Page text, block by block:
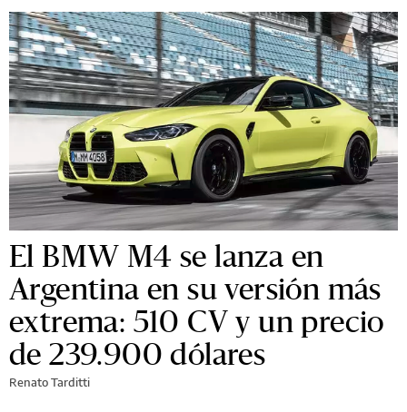
El BMW M4 se lanza en
Argentina en su versión más
extrema: 510 CV y un precio
de 239.900 dólares
Renato Tarditti